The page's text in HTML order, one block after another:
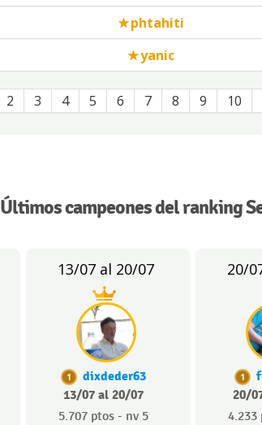
phtahiti
yanic
2 3 4 5 6 7 8 9 10
Últimos campeones del ranking
13/07 al 20/07
1
dixdeder63
13/07 al 20/07
5.707 ptos - nv 5
20/
1
20/
4.233